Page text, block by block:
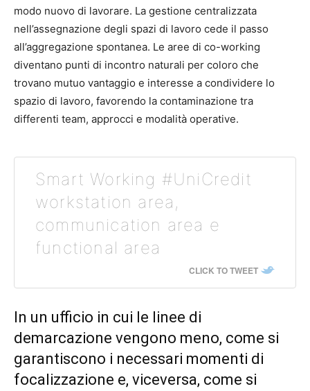
modo nuovo di lavorare. La gestione centralizzata
nell’assegnazione degli spazi di lavoro cede il passo
all’aggregazione spontanea. Le aree di co-working
diventano punti di incontro naturali per coloro che
trovano mutuo vantaggio e interesse a condividere lo
spazio di lavoro, favorendo la contaminazione tra
differenti team, approcci e modalità operative.
Smart Working #UniCredit
workstation area,
communication area e
functional area
CLICK TO TWEET
In un ufficio in cui le linee di
demarcazione vengono meno, come si
garantiscono i necessari momenti di
focalizzazione e, viceversa, come si